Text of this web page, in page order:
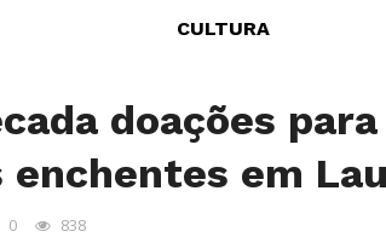
CULTURA
doações
em
0 838